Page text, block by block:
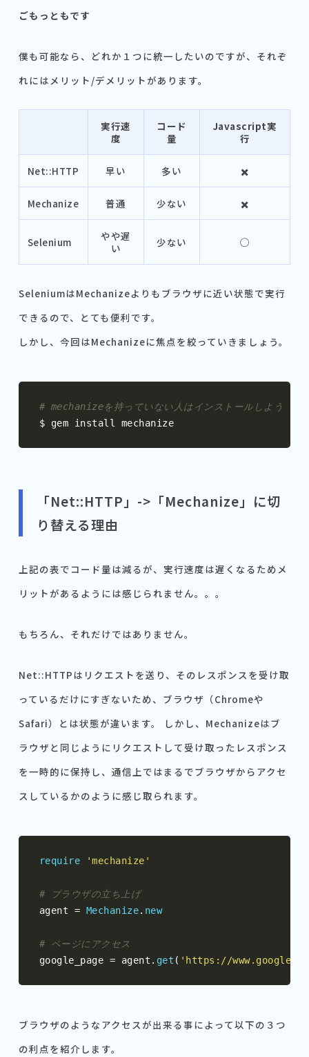
ごもっともです
僕も可能なら、どれか１つに統一したいのですが、それぞ
れにはメリット/デメリットがあります。
実行速
度
コード
量
Javascript実
行
Net::HTTP 早い 多い ✖️
Mechanize 普通 少ない ✖️
Selenium
やや遅
い
少ない ◯
SeleniumはMechanizeよりもブラウザに近い状態で実行
できるので、とても便利です。
しかし、今回はMechanizeに焦点を絞っていきましょう。
# mechanizeを持っていない人はインストールしよう
$ gem install mechanize
「Net::HTTP」->「Mechanize」に切
り替える理由
上記の表でコード量は減るが、実行速度は遅くなるためメ
リットがあるようには感じられません。。。
もちろん、それだけではありません。
Net::HTTPはリクエストを送り、そのレスポンスを受け取
っているだけにすぎないため、ブラウザ（Chromeや
Safari）とは状態が違います。 しかし、Mechanizeはブ
ラウザと同じようにリクエストして受け取ったレスポンス
を一時的に保持し、通信上ではまるでブラウザからアクセ
スしているかのように感じ取られます。
require 'mechanize'
# ブラウザの立ち上げ
agent = Mechanize. new
# ページにアクセス
google_page = agent . get ( 'https://
ブラウザのようなアクセスが出来る事によって以下の３つ
の利点を紹介します。